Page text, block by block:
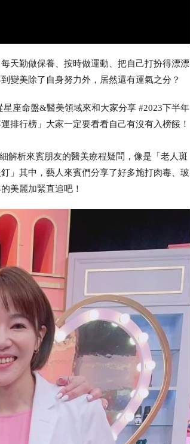
天勤做保養、按時做運動、把自己打扮得漂漂
變美除了自身努力外，居然還有運氣之分？
星座命盤&醫美領域來和大家分享 #2023下半年
排行榜」大家一定要看看自己有沒有入榜餒！
解析來賓朋友的醫美療程疑問，像是「老人斑
」其中，藝人來賓們分享了好多施打肉毒、玻
美麗加緊直追吧！